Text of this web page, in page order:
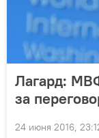
Лагард:
за
24 июня 2016,